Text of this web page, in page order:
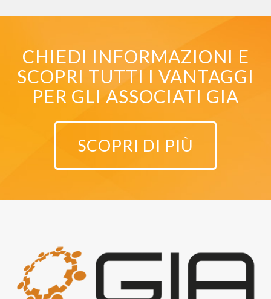
CHIEDI INFORMAZIONI E
SCOPRI TUTTI I VANTAGGI
PER GLI ASSOCIATI GIA
SCOPRI DI PIÙ